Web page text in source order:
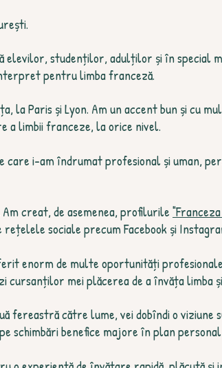
studenților, adulților și în special
pentru limba franceză.
la Paris și Lyon. Am un accent bun și cu
a limbii franceze, la orice nivel.
care i-am îndrumat profesional și uman,
creat, de asemenea, profilurile
sociale precum Facebook și
enorm de multe oportunități
cursanților mei plăcerea de a învăța limba
fereastră către lume, vei dobîndi o
schimbări benefice majore în plan